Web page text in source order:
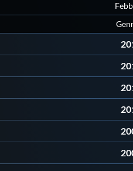
Webmail
Contatti